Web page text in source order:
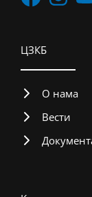
ЦЗКБ
О нама
Вести